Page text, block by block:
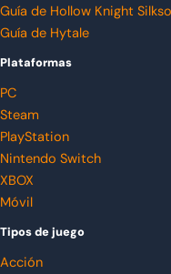
Guía de Hollow Knight
Guía de Hytale
Plataformas
PC
Steam
PlayStation
Nintendo Switch
XBOX
Móvil
Tipos de juego
Acción